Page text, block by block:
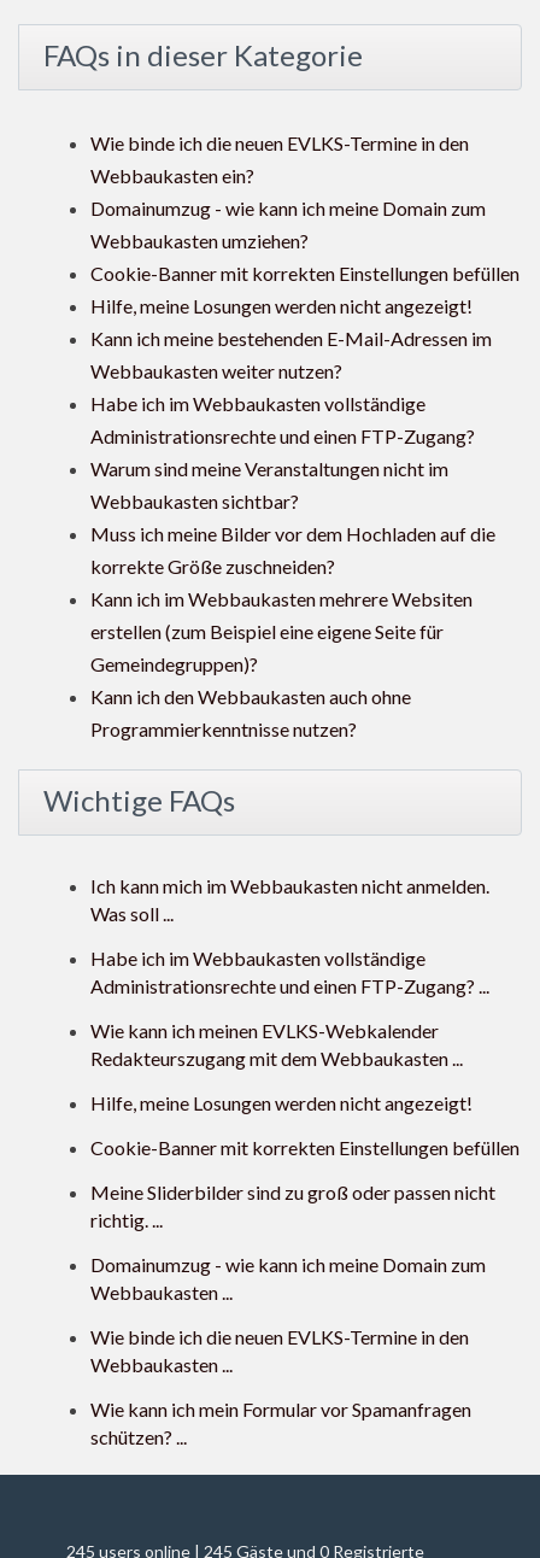
FAQs in dieser Kategorie
Wie binde ich die neuen EVLKS-Termine in den
Webbaukasten ein?
Domainumzug - wie kann ich meine Domain zum
Webbaukasten umziehen?
Cookie-Banner mit korrekten Einstellungen befüllen
Hilfe, meine Losungen werden nicht angezeigt!
Kann ich meine bestehenden E-Mail-Adressen im
Webbaukasten weiter nutzen?
Habe ich im Webbaukasten vollständige
Administrationsrechte und einen FTP-Zugang?
Warum sind meine Veranstaltungen nicht im
Webbaukasten sichtbar?
Muss ich meine Bilder vor dem Hochladen auf die
korrekte Größe zuschneiden?
Kann ich im Webbaukasten mehrere Websiten
erstellen (zum Beispiel eine eigene Seite für
Gemeindegruppen)?
Kann ich den Webbaukasten auch ohne
Programmierkenntnisse nutzen?
Wichtige FAQs
Ich kann mich im Webbaukasten nicht anmelden.
Was soll ...
Habe ich im Webbaukasten vollständige
Administrationsrechte und einen FTP-Zugang? ...
Wie kann ich meinen EVLKS-Webkalender
Redakteurszugang mit dem Webbaukasten ...
Hilfe, meine Losungen werden nicht angezeigt!
Cookie-Banner mit korrekten Einstellungen befüllen
Meine Sliderbilder sind zu groß oder passen nicht
richtig. ...
Domainumzug - wie kann ich meine Domain zum
Webbaukasten ...
Wie binde ich die neuen EVLKS-Termine in den
Webbaukasten ...
Wie kann ich mein Formular vor Spamanfragen
schützen? ...
245 users online | 245 Gäste und 0 Registrierte